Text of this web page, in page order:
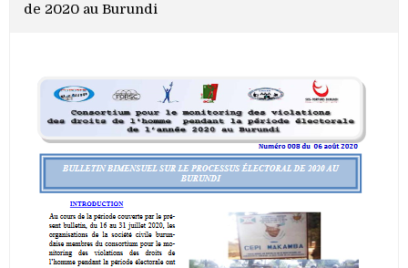
de 2020 au Burundi